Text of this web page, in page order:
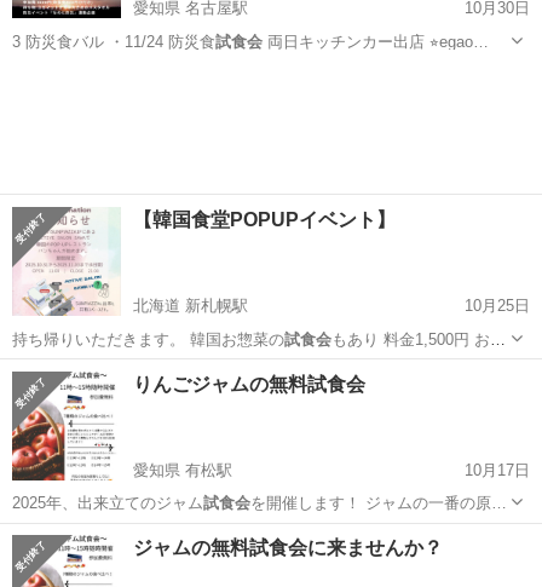
愛知県 名古屋駅
10月30日
3 防災食バル ・11/24 防災食試食会両日キッチンカー出店 ⭐︎egao…
【韓国食堂POPUPイベント】
北海道 新札幌駅
10月25日
持ち帰りいただきます。 韓国お惣菜の試食会もあり 料金1,500円 お
問…
北海道 札幌市 その他 食堂
りんごジャムの無料試食会
愛知県 有松駅
10月17日
2025年、出来立てのジャム試食会 を開催します！ ジャムの一番の原…
愛知 名古屋市 有松駅 ワークショップ 試食会
ジャムの無料試食会に来ませんか？